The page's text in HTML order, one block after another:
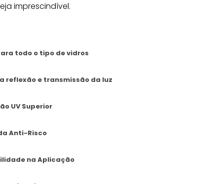
imprescindível.
todo o tipo de vidros
reflexão e transmissão da luz
UV Superior
Anti-Risco
na Aplicação